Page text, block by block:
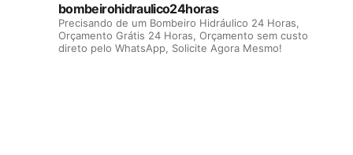
bombeirohidraulico24horas
Precisando de um Bombeiro Hidráulico 24 Horas,
Orçamento Grátis 24 Horas, Orçamento sem custo
direto pelo WhatsApp, Solicite Agora Mesmo!